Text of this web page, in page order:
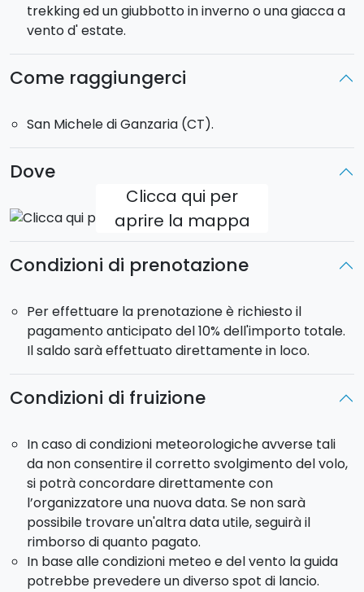
di salute ed i minorenni accompagnati dai genitori.
Il peso minimo richiesto è di 35 kg. Peso massimo
consentito: 105 kg.
trekking ed un giubbotto in inverno o una giacca a
vento d' estate.
Come raggiungerci
San Michele di Ganzaria (CT).
Dove
Clicca qui per
aprire la mappa
Condizioni di prenotazione
Per effettuare la prenotazione è richiesto il
pagamento anticipato del 10% dell'importo totale.
Il saldo sarà effettuato direttamente in loco.
Condizioni di fruizione
In caso di condizioni meteorologiche avverse tali
da non consentire il corretto svolgimento del volo,
si potrà concordare direttamente con
l’organizzatore una nuova data. Se non sarà
possibile trovare un'altra data utile, seguirà il
rimborso di quanto pagato.
In base alle condizioni meteo e del vento la guida
potrebbe prevedere un diverso spot di lancio.